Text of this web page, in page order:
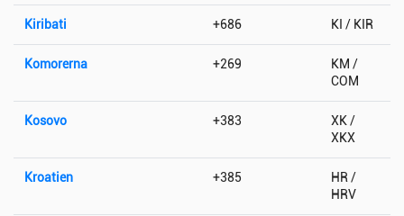
Kiribati +686 KI / KIR
Komorerna +269
KM /
COM
Kosovo +383
XK /
XKX
Kroatien +385
HR /
HRV